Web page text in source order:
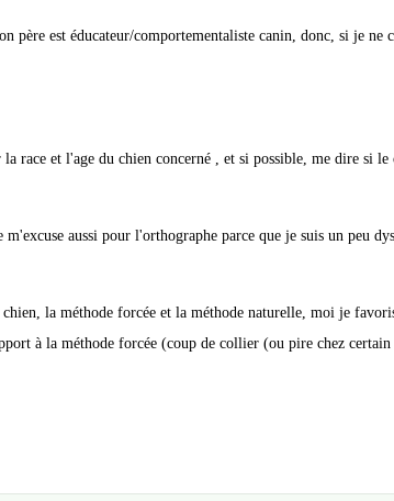
père est éducateur/comportementaliste canin, donc, si je ne
race et l'age du chien concerné , et si possible, me dire si le
aussi pour l'orthographe parce que je suis un peu
la méthode forcée et la méthode naturelle, moi je
à la méthode forcée (coup de collier (ou pire chez